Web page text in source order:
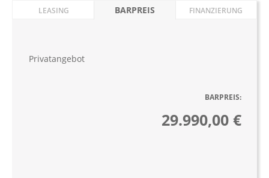
LEASING BARPREIS FINANZIERUNG
Privatangebot
BARPREIS:
29.990,00 €